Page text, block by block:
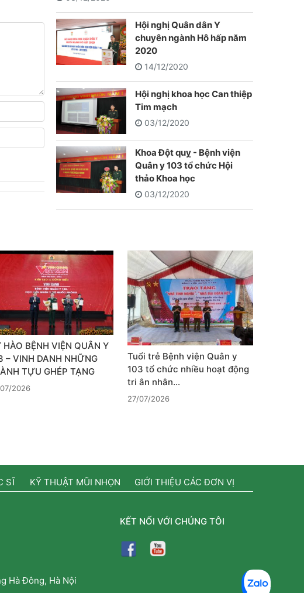
Hội nghị Quân dân Y
chuyên ngành Hô hấp năm
2020
14/12/2020
Hội nghị khoa học Can thiệp
Tim mạch
03/12/2020
Khoa Đột quỵ - Bệnh viện
Quân y 103 tổ chức Hội
thảo Khoa học
03/12/2020
HÀO BỆNH VIỆN QUÂN Y
– VINH DANH NHỮNG
TỰU GHÉP TẠNG
2026
Tuổi trẻ Bệnh viện Quân y
103 tổ chức nhiều hoạt động
tri ân nhân…
27/07/2026
SĨ KỸ THUẬT MŨI NHỌN GIỚI THIỆU CÁC ĐƠN VỊ
Hà Đông, Hà Nội
KẾT NỐI VỚI CHÚNG TÔI